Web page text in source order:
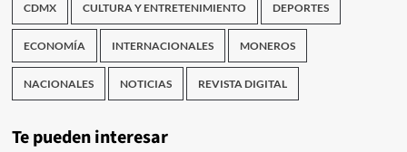
CDMX CULTURA Y ENTRETENIMIENTO DEPORTES
ECONOMÍA INTERNACIONALES MONEROS
NACIONALES NOTICIAS REVISTA DIGITAL
Te pueden interesar